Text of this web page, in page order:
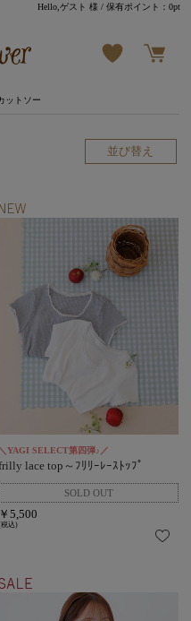
Hello,ゲスト 様 / 保有ポイント：0pt
ットソー
並び替え
＼YAGI SELECT第四弾♪／
lace top～ﾌﾘﾘｰﾚｰｽﾄｯﾌﾟ
￥5,500
税込)